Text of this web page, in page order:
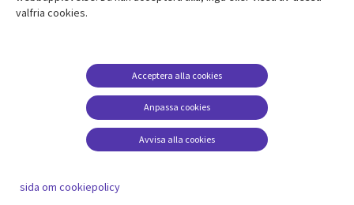
Resurscenter
SWEDEN
SWEDEN
dataskydd
Accessibility
Terms of Use
Hantering av cookies
valfria cookies.
Anpassa cookies
Acceptera alla cookies
Avvisa alla cookies
sida om cookiepolicy